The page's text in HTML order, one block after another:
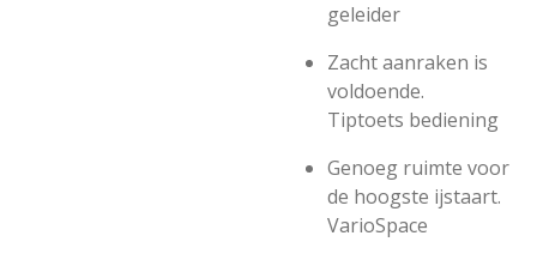
geleider
Zacht aanraken is
voldoende.
Tiptoets bediening
Genoeg ruimte voor
de hoogste ijstaart.
VarioSpace